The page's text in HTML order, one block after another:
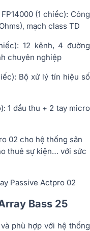
(1 chiếc): Công
mạch class TD
12 kênh, 4 đường
chuyên nghiệp
Bộ xử lý tín hiệu số
1 đầu thu + 2 tay micro
02 cho hệ thống sân
thuê sự kiện… với sức
Passive Actpro 02
Bass 25
phù hợp với hệ thống